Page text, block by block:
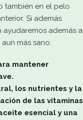
también en el pelo
Si además
además a
más sano.
mantener
los nutrientes y la
de las vitaminas
esencial y una